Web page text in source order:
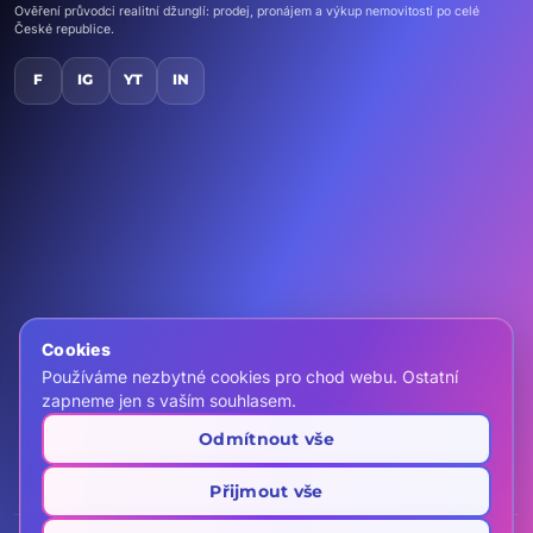
Ověření průvodci realitní džunglí: prodej, pronájem a výkup nemovitostí po celé
České republice.
F IG YT IN
+420 607 466 999
info@zooreality.cz
Realitní kancelář ZOO REALITY s.r.o.
Rybná 716/24, 110 00 Praha
Cookies
Používáme nezbytné cookies pro chod webu. Ostatní
zapneme jen s vaším souhlasem.
Odmítnout vše
Přijmout vše